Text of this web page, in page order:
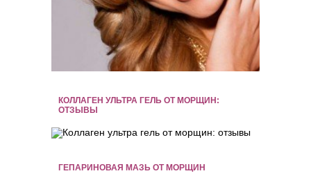
КОЛЛАГЕН УЛЬТРА ГЕЛЬ ОТ МОРЩИН:
ОТЗЫВЫ
ГЕПАРИНОВАЯ МАЗЬ ОТ МОРЩИН